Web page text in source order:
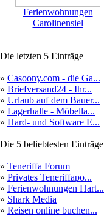
Ferienwohnungen
Carolinensiel
Die letzten 5 Einträge
» Casoony.com - die Ga...
» Briefversand24 - Ihr...
» Urlaub auf dem Bauer...
» Lagerhalle - Möbella...
» Hard- und Software E...
Die 5 beliebtesten Einträge
» Teneriffa Forum
» Privates Teneriffapo...
» Ferienwohnungen Hart...
» Shark Media
» Reisen online buchen...